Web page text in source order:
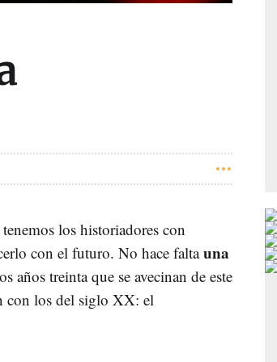
tenemos los historiadores con
con el futuro. No hace faltauna
años treinta que se avecinan de este
con los del siglo XX: el